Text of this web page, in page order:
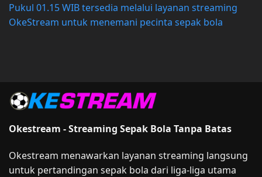
Pukul 01.15 WIB tersedia melalui layanan streaming
OkeStream untuk menemani pecinta sepak bola
Okestream - Streaming Sepak Bola Tanpa Batas
Okestream menawarkan layanan streaming langsung
untuk pertandingan sepak bola dari liga-liga utama